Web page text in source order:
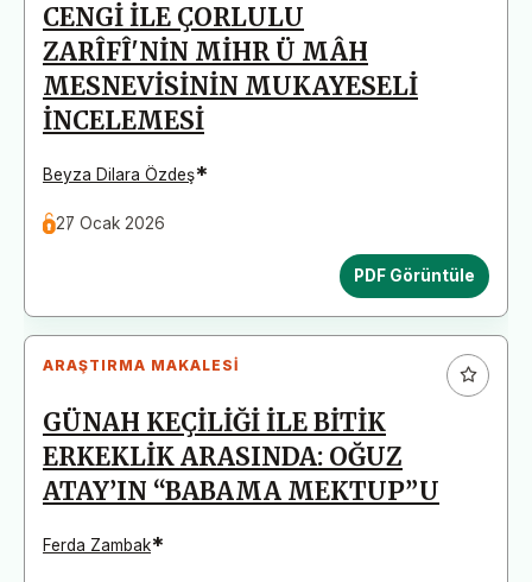
CENGİ İLE ÇORLULU
ZARÎFÎ'NİN MİHR Ü MÂH
MESNEVİSİNİN MUKAYESELİ
İNCELEMESİ
Beyza Dilara Özdeş*
27 Ocak 2026
PDF Görüntüle
ARAŞTIRMA MAKALESI
GÜNAH KEÇİLİĞİ İLE BİTİK
ERKEKLİK ARASINDA: OĞUZ
ATAY’IN “BABAMA MEKTUP”U
Ferda Zambak*